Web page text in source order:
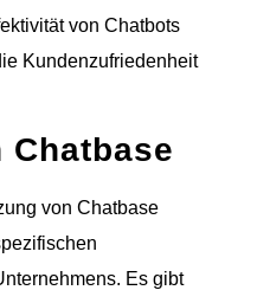
von Chatbots
Kundenzufriedenheit
Chatbase
von Chatbase
Es gibt